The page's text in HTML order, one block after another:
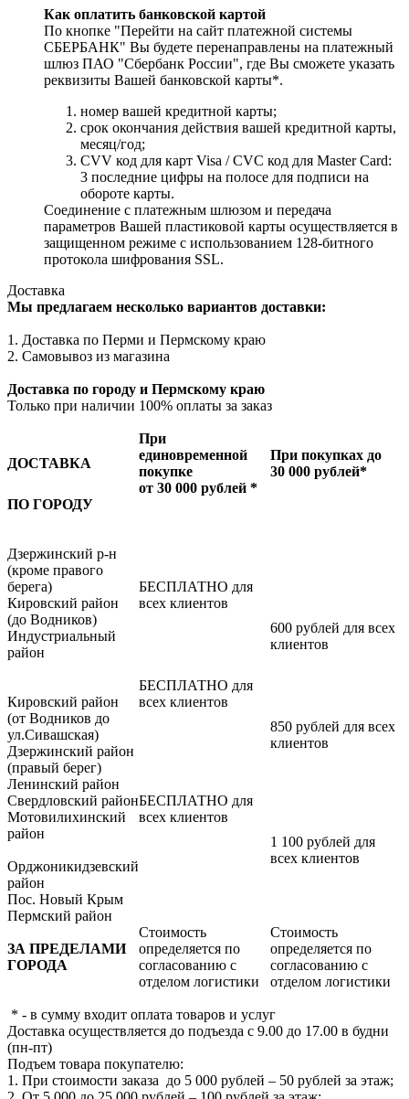
Как оплатить банковской картой
По кнопке "Перейти на сайт платежной системы
СБЕРБАНК" Вы будете перенаправлены на платежный
шлюз ПАО "Сбербанк России", где Вы сможете указать
реквизиты Вашей банковской карты*.
номер вашей кредитной карты;
cрок окончания действия вашей кредитной карты,
месяц/год;
CVV код для карт Visa / CVC код для Master Card:
3 последние цифры на полосе для подписи на
обороте карты.
Соединение с платежным шлюзом и передача
параметров Вашей пластиковой карты осуществляется в
защищенном режиме с использованием 128-битного
протокола шифрования SSL.
Доставка
Мы предлагаем несколько вариантов доставки:
1. Доставка по Перми и Пермскому краю
2. Самовывоз из магазина
Доставка по городу и Пермскому краю
Только при наличии 100% оплаты за заказ
ДОСТАВКА
При
единовременной
покупке
от 30 000 рублей *
При покупках до
30 000 рублей*
ПО ГОРОДУ
Дзержинский р-н
(кроме правого
берега)
Кировский район
(до Водников)
Индустриальный
район
Кировский район
(от Водников до
ул.Сивашская)
Дзержинский район
(правый берег)
Ленинский район
Свердловский район
Мотовилихинский
район
Орджоникидзевский
район
Пос. Новый Крым
Пермский район
БЕСПЛАТНО для
всех клиентов
БЕСПЛАТНО для
всех клиентов
БЕСПЛАТНО для
всех клиентов
600 рублей для всех
клиентов
850 рублей для всех
клиентов
1 100 рублей для
всех клиентов
ЗА ПРЕДЕЛАМИ
ГОРОДА
Стоимость
определяется по
согласованию с
отделом логистики
Стоимость
определяется по
согласованию с
отделом логистики
* - в сумму входит оплата товаров и услуг
Доставка осуществляется до подъезда с 9.00 до 17.00 в будни
(пн-пт)
Подъем товара покупателю:
1. При стоимости заказа до 5 000 рублей – 50 рублей за этаж;